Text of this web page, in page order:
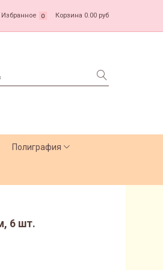
Избранное 0 Корзина 0.00 руб
Полиграфия
6 шт.